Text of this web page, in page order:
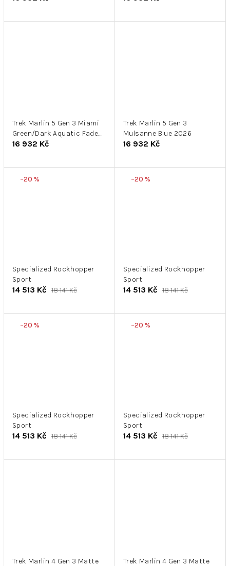
Trek Marlin 5 Gen 3 Miami
Green/Dark Aquatic Fade
2026
16 932 Kč
Trek Marlin 5 Gen 3
Mulsanne Blue 2026
16 932 Kč
–20 %
Specialized Rockhopper
Sport
14 513 Kč 18 141 Kč
–20 %
Specialized Rockhopper
Sport
14 513 Kč 18 141 Kč
–20 %
Specialized Rockhopper
Sport
14 513 Kč 18 141 Kč
–20 %
Specialized Rockhopper
Sport
14 513 Kč 18 141 Kč
Trek Marlin 4 Gen 3 Matte
Trek Marlin 4 Gen 3 Matte